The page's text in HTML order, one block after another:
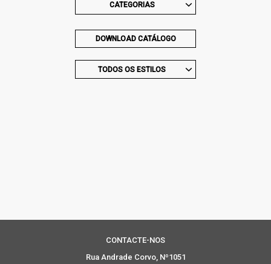
Silver
CATEGORIAS
DOWNLOAD CATÁLOGO
TODOS OS ESTILOS
CONTACTE-NOS
Rua Andrade Corvo, Nº1051